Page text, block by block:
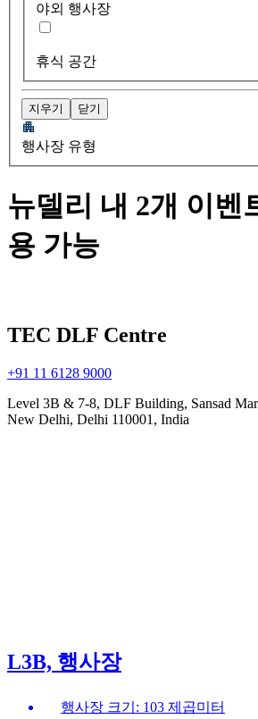
야외 행사장
휴식 공간
지우기 닫기
행사장 유형
뉴델리 내 2개 이벤
용 가능
TEC DLF Centre
+91 11 6128 9000
Level 3B & 7-8, DLF Building, Sansad
New Delhi, Delhi 110001, India
L3B, 행사장
행사장 크기: 103 제곱미터